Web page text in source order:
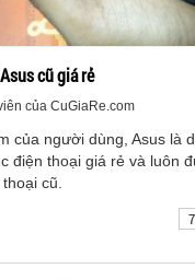
cũ giá rẻ
của CuGiaRe.com
của người dùng, Asus là
điện thoại giá rẻ và luôn
cũ.